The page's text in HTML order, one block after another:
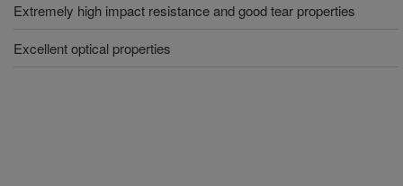
Extremely high impact resistance and good tear properties
Excellent optical properties